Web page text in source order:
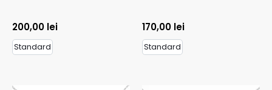
200,00 lei
Standard
170,00 lei
Standard